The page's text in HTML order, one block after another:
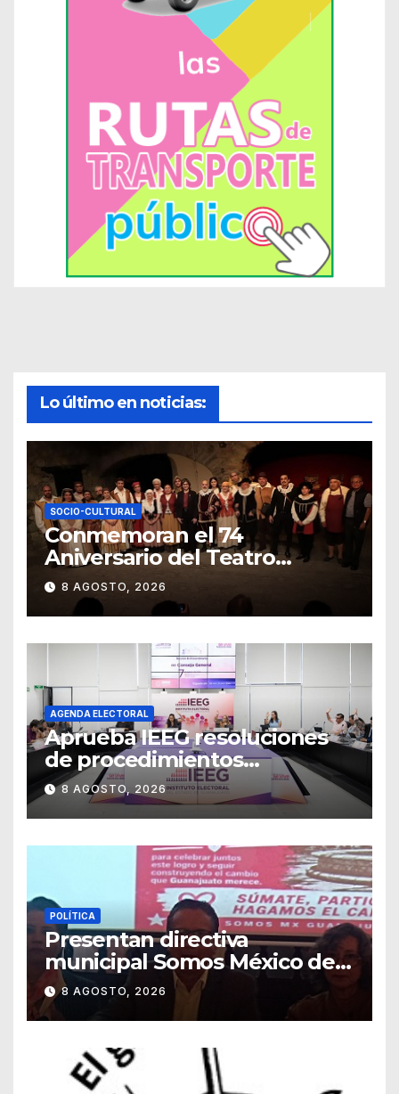
Lo último en noticias:
SOCIO-CULTURAL
Conmemoran el 74
Aniversario del Teatro
Universitario con una
representación del
“Retablillo jovial”
8 AGOSTO, 2026
AGENDA ELECTORAL
Aprueba IEEG resoluciones
de procedimientos
sancionadores
8 AGOSTO, 2026
POLÍTICA
Presentan directiva
municipal Somos México de
Guanajuato
8 AGOSTO, 2026